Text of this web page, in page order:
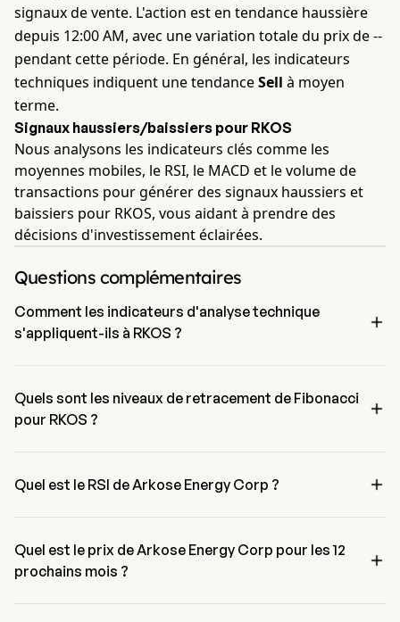
signaux de vente. L'action est en tendance haussière
depuis 12:00 AM, avec une variation totale du prix de --
pendant cette période. En général, les indicateurs
techniques indiquent une tendanceSell à moyen
terme.
Signaux haussiers/baissiers pour RKOS
Nous analysons les indicateurs clés comme les
moyennes mobiles, le RSI, le MACD et le volume de
transactions pour générer des signaux haussiers et
baissiers pour RKOS, vous aidant à prendre des
décisions d'investissement éclairées.
Questions complémentaires
Comment les indicateurs d'analyse technique
s'appliquent-ils à RKOS ?

et 1 signaux de vente.
Quels sont les niveaux de retracement de Fibonacci
pour RKOS ?

Quel est le RSI de Arkose Energy Corp ? 
Quel est le prix de Arkose Energy Corp pour les 12
prochains mois ?
